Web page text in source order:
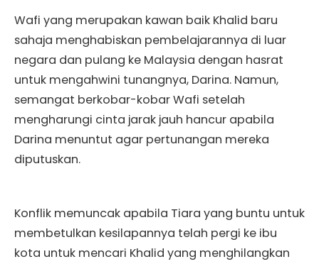
Wafi yang merupakan kawan baik Khalid baru
sahaja menghabiskan pembelajarannya di luar
negara dan pulang ke Malaysia dengan hasrat
untuk mengahwini tunangnya, Darina. Namun,
semangat berkobar-kobar Wafi setelah
mengharungi cinta jarak jauh hancur apabila
Darina menuntut agar pertunangan mereka
diputuskan.
Konflik memuncak apabila Tiara yang buntu untuk
membetulkan kesilapannya telah pergi ke ibu
kota untuk mencari Khalid yang menghilangkan